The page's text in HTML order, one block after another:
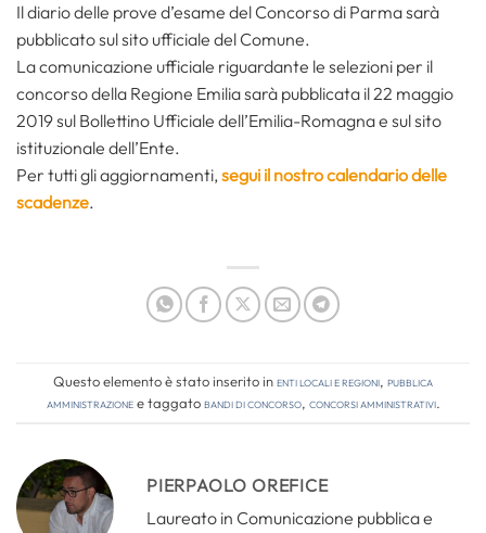
Il diario delle prove d’esame del Concorso di Parma sarà
pubblicato sul sito ufficiale del Comune.
La comunicazione ufficiale riguardante le selezioni per il
concorso della Regione Emilia sarà pubblicata il 22 maggio
2019 sul Bollettino Ufficiale dell’Emilia-Romagna e sul sito
istituzionale dell’Ente.
Per tutti gli aggiornamenti,segui il nostro calendario delle
scadenze.
Questo elemento è stato inserito inEnti locali e regioni, Pubblica
amministrazionee taggatobandi di concorso, concorsi amministrativi.
PIERPAOLO OREFICE
Laureato in Comunicazione pubblica e